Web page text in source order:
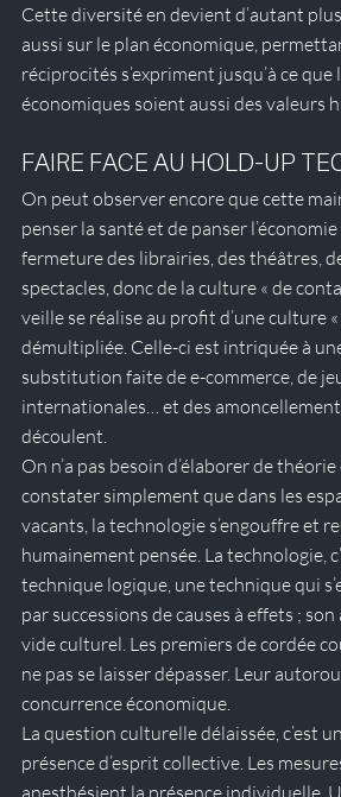
Cette diversité en devient d’autant
aussi sur le plan économique,
réciprocités s’expriment jusqu’à ce que
économiques soient aussi des valeurs
FAIRE FACE AU HOLD-UP
On peut observer encore que cette
penser la santé et de panser l’économie
fermeture des librairies, des théâtres,
spectacles, donc de la culture « de
veille se réalise au profit d’une culture
démultipliée. Celle-ci est intriquée à
substitution faite de e-commerce, de
internationales… et des
découlent.
On n’a pas besoin d’élaborer de
constater simplement que dans les
vacants, la technologie s’engouffre et
humainement pensée. La technologie,
technique logique, une technique qui
par successions de causes à effets ;
vide culturel. Les premiers de cordée
ne pas se laisser dépasser. Leur
concurrence économique.
La question culturelle délaissée, c’est
présence d’esprit collective. Les
anesthésient la présence individuelle.